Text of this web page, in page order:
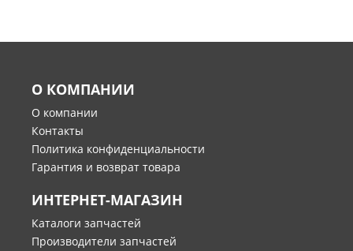
О КОМПАНИИ
О компании
Контакты
Политика конфиденциальности
Гарантия и возврат товара
ИНТЕРНЕТ-МАГАЗИН
Каталоги запчастей
Производители запчастей